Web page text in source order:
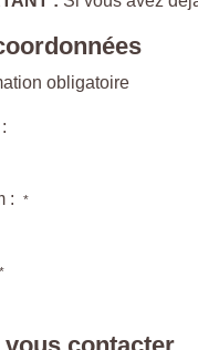
obligatoire
:*
*